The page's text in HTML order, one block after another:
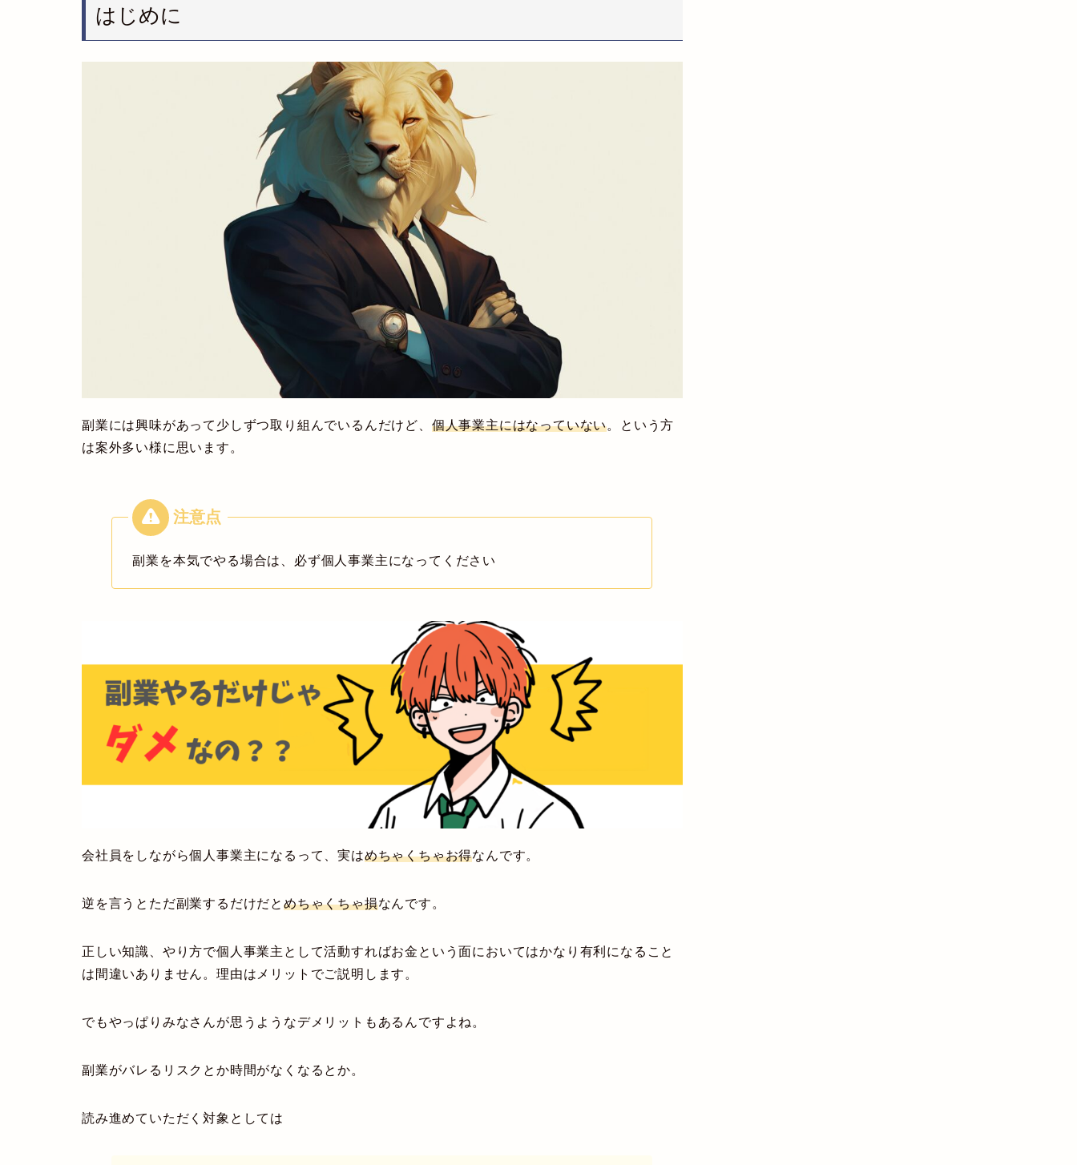
はじめに
副業には興味があって少しずつ取り組んでいるんだけど、 個人事業主にはなっていない。という方
は案外多い様に思います。
副業を本気でやる場合は、必ず個人事業主になってください
会社員をしながら個人事業主になるって、実はめちゃくちゃお得なんです。
逆を言うとただ副業するだけだと めちゃくちゃ損なんです。
正しい知識、やり方で個人事業主として活動すればお金という面においてはかなり有利になること
は間違いありません。理由はメリットでご説明します。
でもやっぱりみなさんが思うようなデメリット もあるんですよね。
副業がバレるリスクとか時間がなくなるとか。
読み進めていただく対象としては